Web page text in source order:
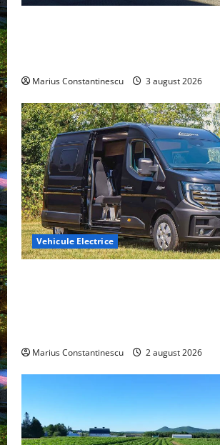
Marius Constantinescu 3 august 2026
Vehicule Electrice
Marius Constantinescu 2 august 2026